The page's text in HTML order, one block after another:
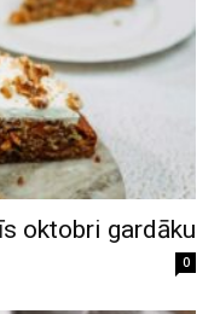
oktobri gardāku
0